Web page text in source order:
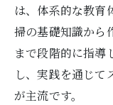
は、体系的な教育
掃の基礎知識から
まで段階的に指導
し、実践を通じて
が主流です。